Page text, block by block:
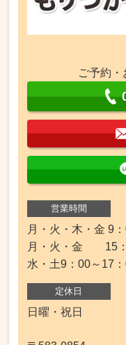
ご予約・
営業時間
月・火・木・金 9
月・火・金 15：
水・土9：00～17
定休日
日曜・祝日